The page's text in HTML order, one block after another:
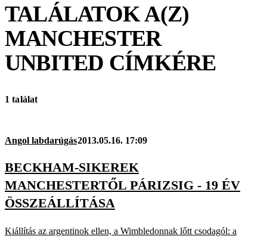
TALÁLATOK A(Z)
MANCHESTER
UNBITED CÍMKÉRE
1 találat
Angol labdarúgás2013.05.16. 17:09
BECKHAM-SIKEREK
MANCHESTERTŐL PÁRIZSIG - 19 ÉV
ÖSSZEÁLLÍTÁSA
Kiállítás az argentinok ellen, a Wimbledonnak lőtt csodagól: a